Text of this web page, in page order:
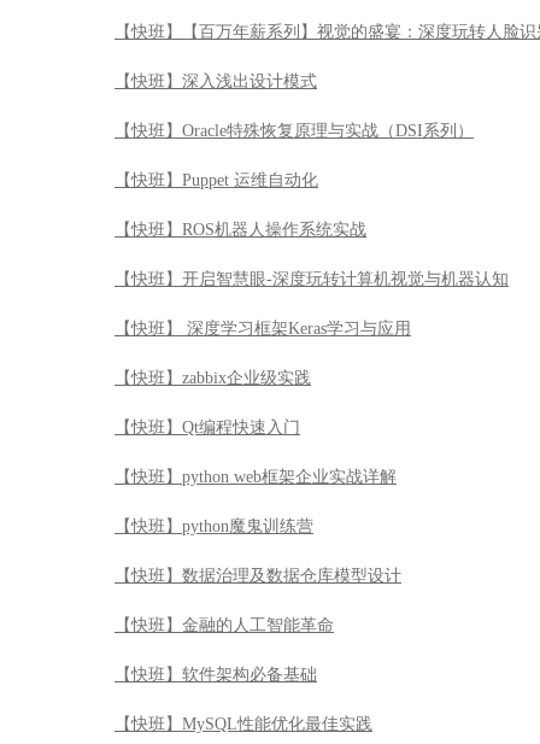
【快班】开启智慧眼-深度玩转计算机视觉与机器认知
【快班】 深度学习框架Keras学习与应用
【快班】zabbix企业级实践
【快班】Qt编程快速入门
【快班】python web框架企业实战详解
【快班】python魔鬼训练营
【快班】数据治理及数据仓库模型设计
【快班】金融的人工智能革命
【快班】软件架构必备基础
【快班】MySQL性能优化最佳实践
【快班】Spark源码导读
【快班】Spark大数据平台应用实战
【快班】金融时间序列分析
【快班】左飞的机器学习十八般算法武艺详解
【快班】计算机视觉与深度学习实战